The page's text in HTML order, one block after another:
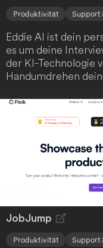
Produktivität Support
Eddie AI ist dein
es um deine
der KI-Technologie
Handumdrehen
bearbeiten. Du
anfordern, deine
gestalten und
Anschließend
ganz einfach als
Adobe, DaVinci
JobJump
Produktivität Support